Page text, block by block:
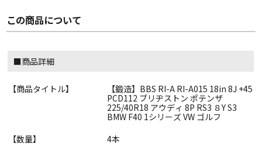
この商品について
■商品詳細
【商品タイトル】
【鍛造】BBS RI-A RI-A015 18in 8J +45
PCD112 ブリヂストン ポテンザ
225/40R18 アウディ 8P RS3 ８Y S3
BMW F40 1シリーズ VW ゴルフ
【数量】
4本